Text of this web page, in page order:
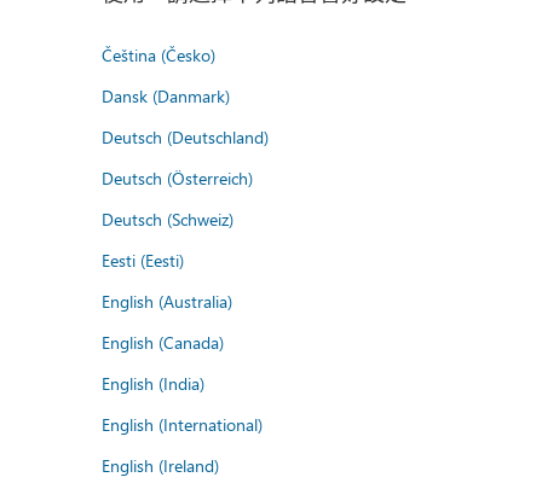
Čeština (Česko)
Dansk (Danmark)
Deutsch (Deutschland)
Deutsch (Österreich)
Deutsch (Schweiz)
Eesti (Eesti)
English (Australia)
English (Canada)
English (India)
English (International)
English (Ireland)